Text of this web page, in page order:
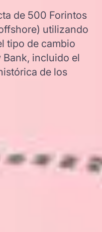
de 500 Forintos
utilizando
tipo de cambio
incluido el
de los